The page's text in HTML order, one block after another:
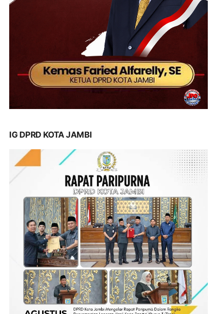
IG DPRD KOTA JAMBI